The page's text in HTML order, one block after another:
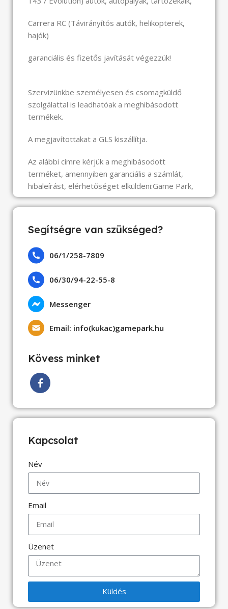
Carrera RC (Távirányítós autók, helikopterek,
hajók)
garanciális és fizetős javítását végezzük!
Szervizünkbe személyesen és csomagküldő
szolgálattal is leadhatóak a meghibásodott
termékek.
A megjavítottakat a GLS kiszállítja.
Az alábbi címre kérjük a meghibásodott
terméket, amennyiben garanciális a számlát,
hibaleírást, elérhetőséget elküldeni:Game Park,
Segítségre van szükséged?
06/1/258-7809
06/30/94-22-55-8
Messenger
Email: info(kukac)gamepark.hu
Kövess minket
Kapcsolat
Név
Email
Üzenet
Küldés